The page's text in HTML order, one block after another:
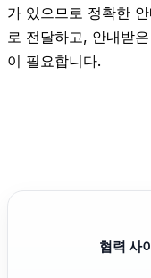
가 있으므로 정확한
로 전달하고, 안내받
이 필요합니다.
협력 사